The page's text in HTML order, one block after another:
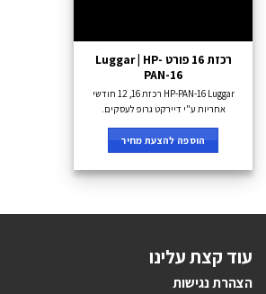
רכזת 16 פורט Luggar | HP-
PAN-16
HP-PAN-16 Luggar רכזת 16, 12 חודשי
אחריות ע"י דיירקט גרופ לעסקים.
הוספה להצעת מחיר
עוד קצת עלינו
הצהרת נגישות